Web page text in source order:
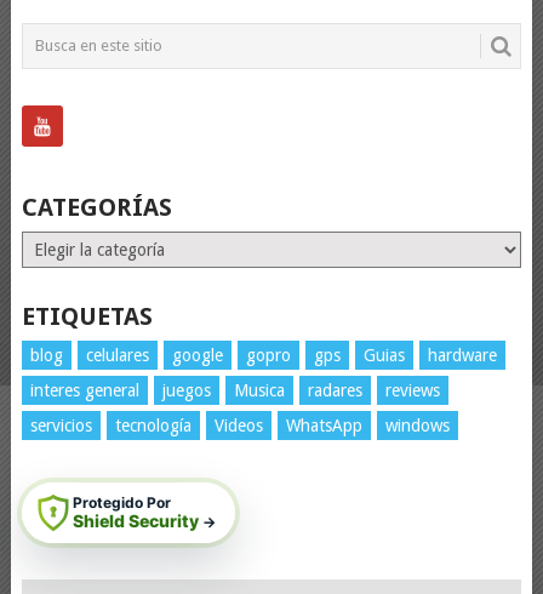
CATEGORÍAS
Categorías
ETIQUETAS
blog celulares google gopro gps Guias
hardware
interes general
juegos Musica radares
reviews
servicios
tecnología Videos WhatsApp windows
Protegido Por
Shield Security →